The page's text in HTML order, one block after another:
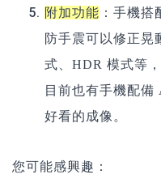
附加功能 ：手機
防手震可以修正晃
式、HDR 模式等
目前也有手機配
好看的成像。
您可能感興趣：